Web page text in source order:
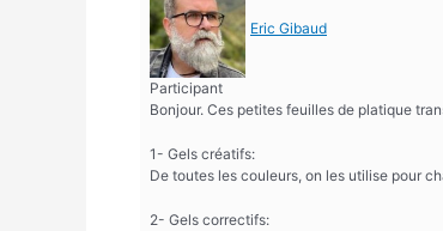
Eric Gibaud
Participant
Bonjour. Ces petites feuilles de platique
1- Gels créatifs:
De toutes les couleurs, on les utilise pour
2- Gels correctifs: